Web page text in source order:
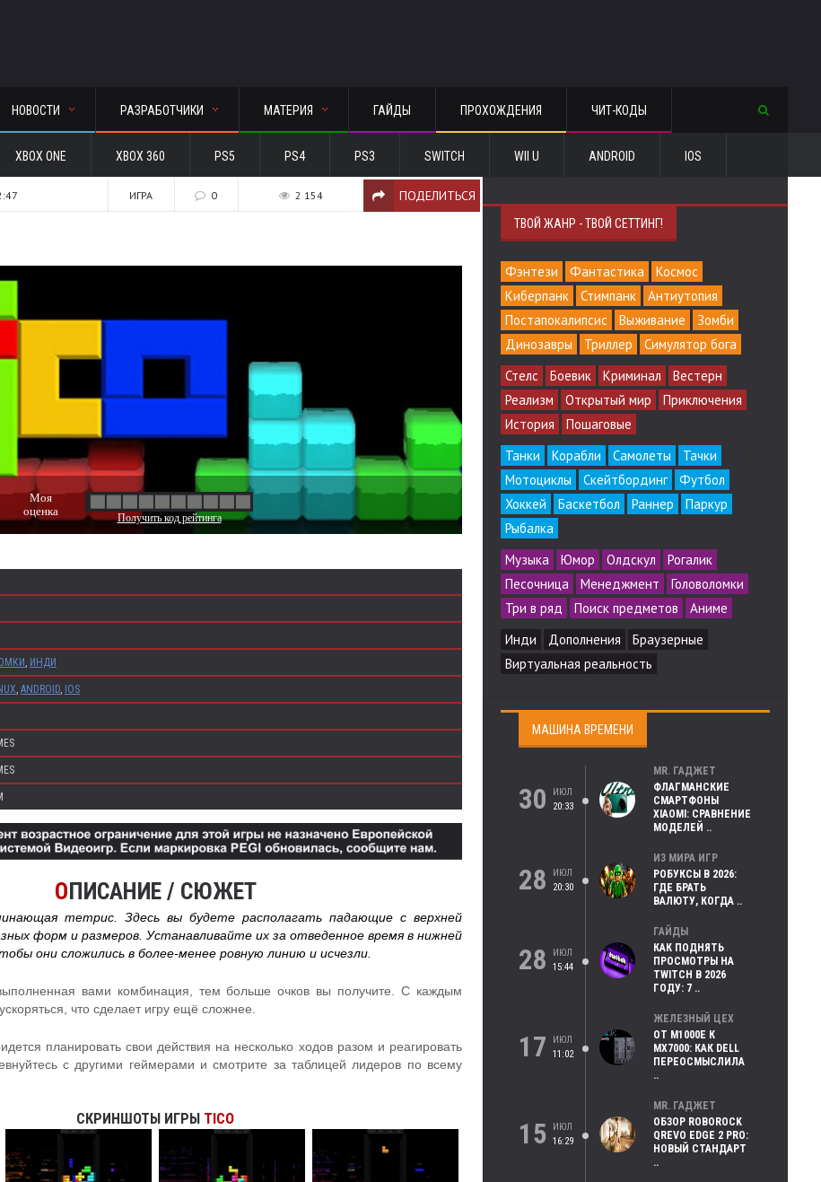
НОВОСТИ РАЗРАБОТЧИКИ МАТЕРИЯ ГАЙДЫ ПРОХОЖДЕНИЯ ЧИТ-КОДЫ
XBOX ONE XBOX 360 PS5 PS4 PS3 SWITCH WII U ANDROID IOS
ИГРА 0 2 154 ПОДЕЛИТЬСЯ
Моя
оценка
Получить код рейтинга
, ИНДИ
, ANDROID, IOS
ОПИСАНИЕ / СЮЖЕТ
тетрис. Здесь вы будете располагать падающие с верхней
форм и размеров. Устанавливайте их за отведенное время в нижней
они сложились в более-менее ровную линию и исчезли.
вами комбинация, тем больше очков вы получите. С каждым
что сделает игру ещё сложнее.
планировать свои действия на несколько ходов разом и реагировать
с другими геймерами и смотрите за таблицей лидеров по всему
СКРИНШОТЫ ИГРЫ TICO
ТВОЙ ЖАНР - ТВОЙ СЕТТИНГ!
Фэнтези Фантастика
Космос
Киберпанк
Стимпанк
Антиутопия
Постапокалипсис
Выживание
Зомби
Динозавры
Триллер
Симулятор бога
Стелс
Боевик Криминал
Вестерн
Реализм
Открытый мир
Приключения
История
Пошаговые
Танки
Корабли Самолеты
Тачки
Мотоциклы
Скейтбординг
Футбол
Хоккей
Баскетбол Раннер
Паркур
Рыбалка
Музыка
Юмор Олдскул
Рогалик
Песочница
Менеджмент
Головоломки
Три в ряд
Поиск предметов
Аниме
Инди
Дополнения
Браузерные
Виртуальная реальность
МАШИНА ВРЕМЕНИ
30
ИЮЛ
20:33
MR. ГАДЖЕТ
ФЛАГМАНСКИЕ
СМАРТФОНЫ
XIAOMI: СРАВНЕНИЕ
МОДЕЛЕЙ ..
28
ИЮЛ
20:30
ИЗ МИРА ИГР
РОБУКСЫ В 2026:
ГДЕ БРАТЬ
ВАЛЮТУ, КОГДА ..
28
ИЮЛ
15:44
ГАЙДЫ
КАК ПОДНЯТЬ
ПРОСМОТРЫ НА
TWITCH В 2026
ГОДУ: 7 ..
17
ИЮЛ
11:02
ЖЕЛЕЗНЫЙ ЦЕХ
ОТ M1000E К
MX7000: КАК DELL
ПЕРЕОСМЫСЛИЛА
..
15
ИЮЛ
16:29
MR. ГАДЖЕТ
ОБЗОР ROBOROCK
QREVO EDGE 2 PRO:
НОВЫЙ СТАНДАРТ
..